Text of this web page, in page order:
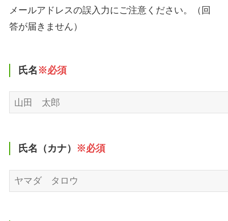
メールアドレスの誤入力にご注意ください。（回
答が届きません）
氏名※必須
氏名（カナ） ※必須